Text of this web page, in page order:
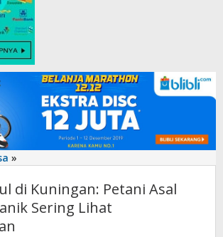
»
di
Kuningan:
Petani
di Kuningan: Petani Asal
Sering Lihat